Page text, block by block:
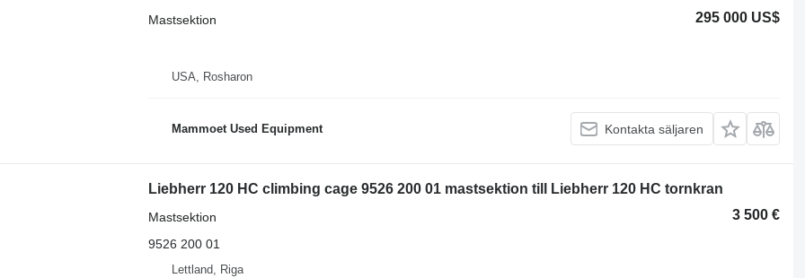
295 000 US$
Mastsektion
USA, Rosharon
Mammoet Used Equipment Kontakta säljaren
Liebherr 120 HC climbing cage 9526 200 01 mastsektion till Liebherr 120 HC tornkran
3 500 €
Mastsektion
9526 200 01
Lettland, Riga